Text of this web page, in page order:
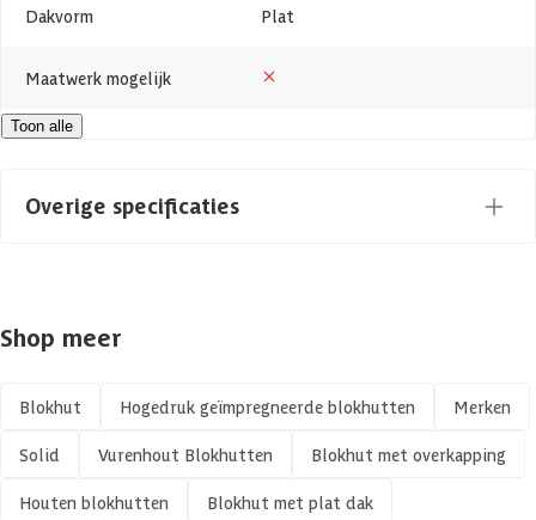
Dakvorm Plat
Maatwerk mogelijk
Deur type
Houtsoort
EAN-code 5412025987429
Toon alle
Overige specificaties
Gespiegeld te monteren
Isolatieglas
Kant en klaar geverfd mogelijk
Shop meer
Blokhut Hogedruk geïmpregneerde blokhutten Merken
Solid Vurenhout Blokhutten Blokhut met overkapping
Houten blokhutten Blokhut met plat dak